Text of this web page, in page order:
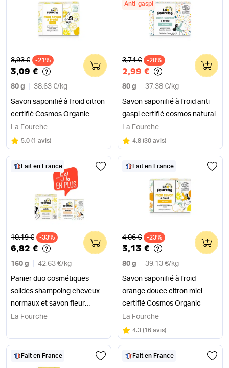
Ancien prix
3,93 € -21%
3,09 €
80 g 38,63 €/ kg
Savon saponifié à froid citron
certifié Cosmos Organic
0
La Fourche
Note
5.0 sur 5
(1 avis)
Anti-gaspi
Ancien prix
3,74 € -20%
2,99 €
80 g 37,38 €/ kg
Savon saponifié à froid anti-
gaspi certifié cosmos natural
0
La Fourche
Note
4.8 sur 5
(30 avis)
Fait en France
Ancien prix
10,19 € -33%
6,82 €
160 g 42,63 €/ kg
Panier duo cosmétiques
solides shampoing cheveux
normaux et savon fleur
d'oranger
0
La Fourche
Fait en France
Ancien prix
4,06 € -23%
3,13 €
80 g 39,13 €/ kg
Savon saponifié à froid
orange douce citron miel
certifié Cosmos Organic
0
La Fourche
Note
4.3 sur 5
(16 avis)
Fait en France Fait en France